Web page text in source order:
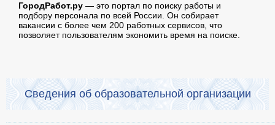
ГородРабот.ру — это портал по поиску работы и
подбору персонала по всей России. Он собирает
вакансии с более чем 200 работных сервисов, что
позволяет пользователям экономить время на поиске.
Сведения об образовательной организации